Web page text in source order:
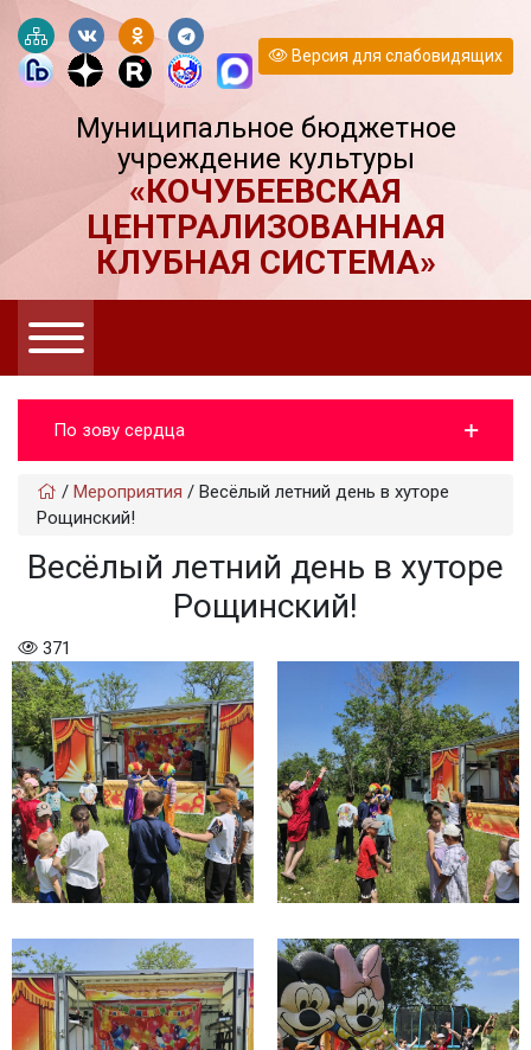
Версия для слабовидящих
Муниципальное бюджетное
учреждение культуры
«КОЧУБЕЕВСКАЯ
ЦЕНТРАЛИЗОВАННАЯ
КЛУБНАЯ СИСТЕМА»
По зову сердца
/ Мероприятия / Весёлый летний день в хуторе
Рощинский!
Весёлый летний день в хуторе
Рощинский!
371